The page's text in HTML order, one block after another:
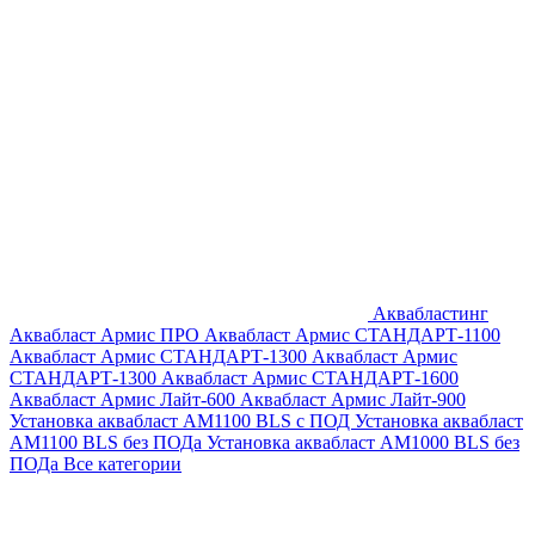
Аквабластинг
Аквабласт Армис ПРО Аквабласт Армис СТАНДАРТ-1100
Аквабласт Армис СТАНДАРТ-1300 Аквабласт Армис
СТАНДАРТ-1300 Аквабласт Армис СТАНДАРТ-1600
Аквабласт Армис Лайт-600 Аквабласт Армис Лайт-900
Установка аквабласт AM1100 BLS с ПОД Установка аквабласт
AM1100 BLS без ПОДа Установка аквабласт AM1000 BLS без
ПОДа Все категории